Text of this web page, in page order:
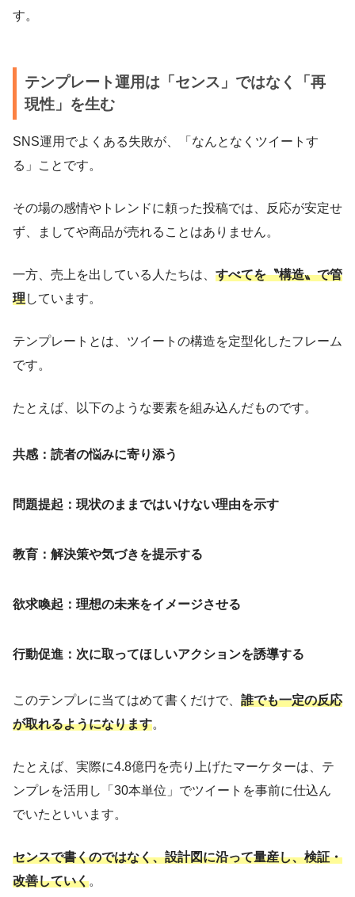
す。
テンプレート運用は「センス」ではなく「再
現性」を生む
SNS運用でよくある失敗が、「なんとなくツイートす
る」ことです。
その場の感情やトレンドに頼った投稿では、反応が安定せ
ず、ましてや商品が売れることはありません。
一方、売上を出している人たちは、 すべてを〝構造〟で管
理しています。
テンプレートとは、ツイートの構造を定型化したフレーム
です。
たとえば、以下のような要素を組み込んだものです。
共感：読者の悩みに寄り添う
問題提起：現状のままではいけない理由を示す
教育：解決策や気づきを提示する
欲求喚起：理想の未来をイメージさせる
行動促進：次に取ってほしいアクションを誘導する
このテンプレに当てはめて書くだけで、 誰でも一定の反応
が取れるようになります。
たとえば、実際に4.8億円を売り上げたマーケターは、テ
ンプレを活用し「30本単位」でツイートを事前に仕込ん
でいたといいます。
センスで書くのではなく、設計図に沿って量産し、検証・
改善していく。